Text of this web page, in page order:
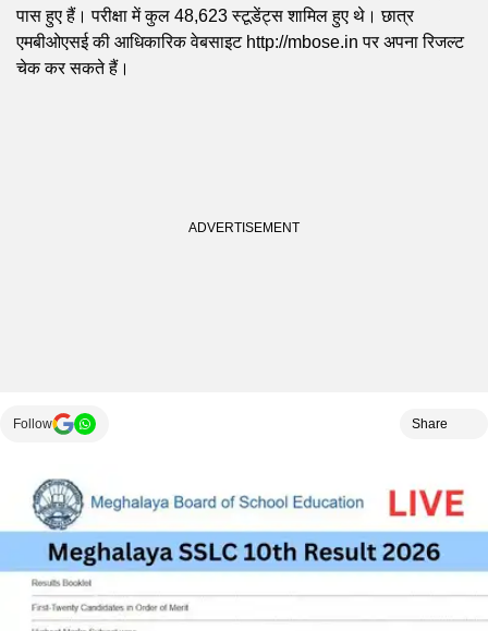
पास हुए हैं। परीक्षा में कुल 48,623 स्टूडेंट्स शामिल हुए थे। छात्र
एमबीओएसई की आधिकारिक वेबसाइट http://mbose.in पर अपना रिजल्ट
चेक कर सकते हैं।
Follow Share